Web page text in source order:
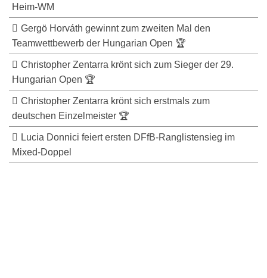
Heim-WM
Gergö Horváth gewinnt zum zweiten Mal den
Teamwettbewerb der Hungarian Open 🏆
Christopher Zentarra krönt sich zum Sieger der 29.
Hungarian Open 🏆
Christopher Zentarra krönt sich erstmals zum
deutschen Einzelmeister 🏆
Lucia Donnici feiert ersten DFfB-Ranglistensieg im
Mixed-Doppel